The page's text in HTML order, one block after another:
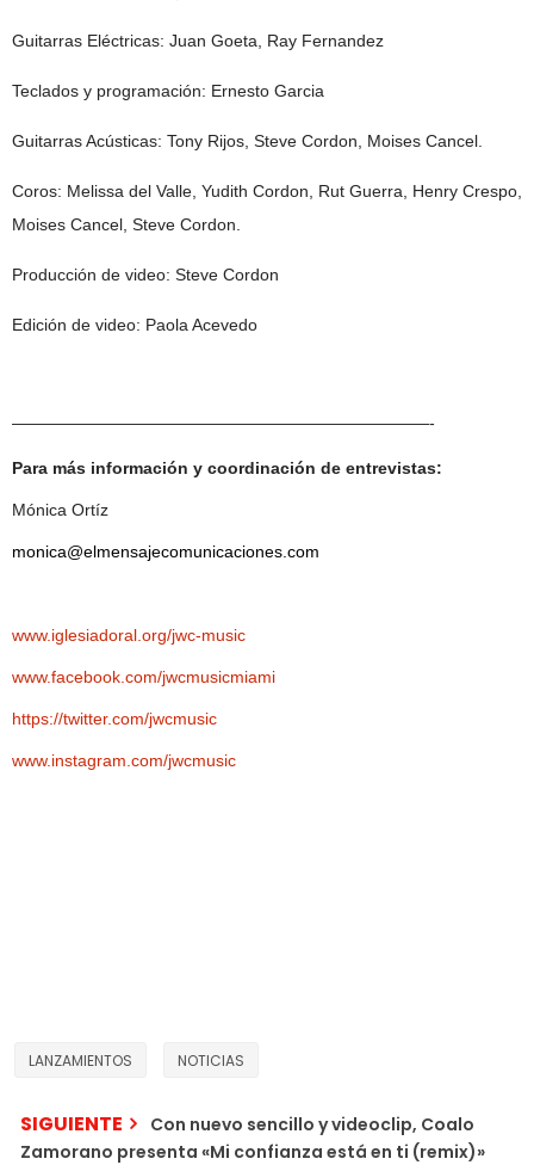
Guitarras Eléctricas: Juan Goeta, Ray Fernandez
Teclados y programación: Ernesto Garcia
Guitarras Acústicas: Tony Rijos, Steve Cordon, Moises Cancel.
Coros: Melissa del Valle, Yudith Cordon, Rut Guerra, Henry Crespo,
Moises Cancel, Steve Cordon.
Producción de video: Steve Cordon
Edición de video: Paola Acevedo
—————————————————————————-
Para más información y coordinación de entrevistas:
Mónica Ortíz
monica@elmensajecomunicaciones.com
www.iglesiadoral.org/jwc-music
www.facebook.com/jwcmusicmiami
https://twitter.com/jwcmusic
www.instagram.com/jwcmusic
LANZAMIENTOS NOTICIAS
SIGUIENTE
Con nuevo sencillo y videoclip, Coalo
Zamorano presenta «Mi confianza está en ti (remix)»